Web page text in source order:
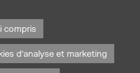
compris
d'analyse et marketing